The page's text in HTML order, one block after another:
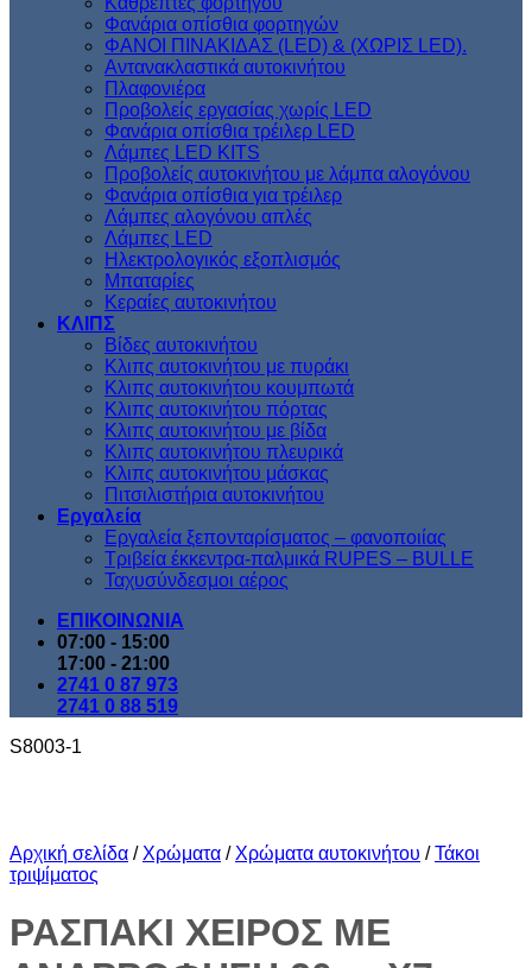
Φανάρια οπίσθια φορτηγών
ΦΑΝΟΙ ΠΙΝΑΚΙΔΑΣ (LED) & (XΩΡΙΣ LED).
Aντανακλαστικά αυτοκινήτου
Πλαφονιέρα
Προβολείς εργασίας χωρίς LED
Φανάρια οπίσθια τρέιλερ LED
Λάμπες LED KITS
Προβολείς αυτοκινήτου με λάμπα αλογόνου
Φανάρια οπίσθια για τρέιλερ
Λάμπες αλογόνου απλές
Λάμπες LED
Ηλεκτρολογικός εξοπλισμός
Μπαταρίες
Κεραίες αυτοκινήτου
ΚΛΙΠΣ
Βίδες αυτοκινήτου
Kλιπς αυτοκινήτου με πυράκι
Kλιπς αυτοκινήτου κουμπωτά
Κλιπς αυτοκινήτου πόρτας
Κλιπς αυτοκινήτου με βίδα
Kλιπς αυτοκινήτου πλευρικά
Kλιπς αυτοκινήτου μάσκας
Πιτσιλιστήρια αυτοκινήτου
Εργαλεία
Εργαλεία ξεπονταρίσματος – φανοποιίας
Τριβεία έκκεντρα-παλμικά RUPES – BULLE
Ταχυσύνδεσμοι αέρος
ΕΠΙΚΟΙΝΩΝΙΑ
07:00 - 15:00
17:00 - 21:00
2741 0 87 973
2741 0 88 519
S8003-1
Αρχική σελίδα / Χρώματα / Χρώματα αυτοκινήτου / Τάκοι
τριψίματος
ΡΑΣΠΑΚΙ ΧΕΙΡΟΣ ΜΕ